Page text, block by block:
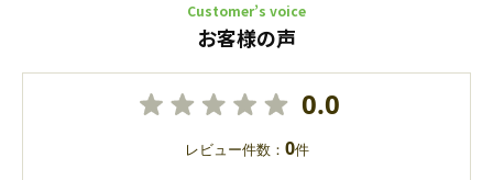
Customer’s voice
お客様の声
0.0
レビュー件数： 0件